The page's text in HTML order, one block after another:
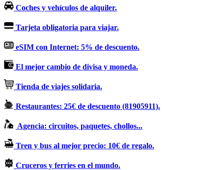
Coches y vehículos de alquiler.
Tarjeta obligatoria para viajar.
eSIM con Internet: 5% de descuento.
El mejor cambio de divisa y moneda.
Tienda de viajes solidaria.
Restaurantes: 25€ de descuento (81905911).
Agencia: circuitos, paquetes, chollos...
Tren y bus al mejor precio: 10€ de regalo.
Cruceros y ferries en el mundo.